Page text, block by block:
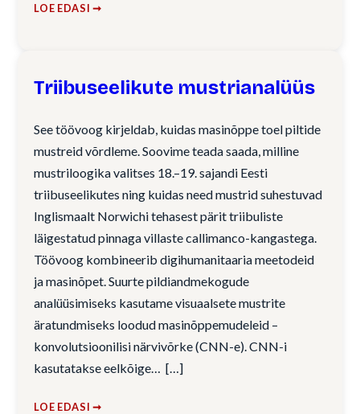
LOE EDASI ➞
Triibuseelikute mustrianalüüs
See töövoog kirjeldab, kuidas masinõppe toel piltide
mustreid võrdleme. Soovime teada saada, milline
mustriloogika valitses 18.–19. sajandi Eesti
triibuseelikutes ning kuidas need mustrid suhestuvad
Inglismaalt Norwichi tehasest pärit triibuliste
läigestatud pinnaga villaste callimanco-kangastega.
Töövoog kombineerib digihumanitaaria meetodeid
ja masinõpet. Suurte pildiandmekogude
analüüsimiseks kasutame visuaalsete mustrite
äratundmiseks loodud masinõppemudeleid –
konvolutsioonilisi närvivõrke (CNN-e). CNN-i
kasutatakse eelkõige…
LOE EDASI ➞